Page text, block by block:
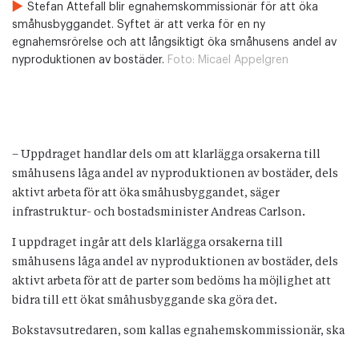
Stefan Attefall blir egnahemskommissionär för att öka
småhusbyggandet. Syftet är att verka för en ny
egnahemsrörelse och att långsiktigt öka småhusens andel av
nyproduktionen av bostäder. Foto: Micael Appelgren
– Uppdraget handlar dels om att klarlägga orsakerna till
småhusens låga andel av nyproduktionen av bostäder, dels
aktivt arbeta för att öka småhusbyggandet, säger
infrastruktur- och bostadsminister Andreas Carlson.
I uppdraget ingår att dels klarlägga orsakerna till
småhusens låga andel av nyproduktionen av bostäder, dels
aktivt arbeta för att de parter som bedöms ha möjlighet att
bidra till ett ökat småhusbyggande ska göra det.
Bokstavsutredaren, som kallas egnahemskommissionär, ska